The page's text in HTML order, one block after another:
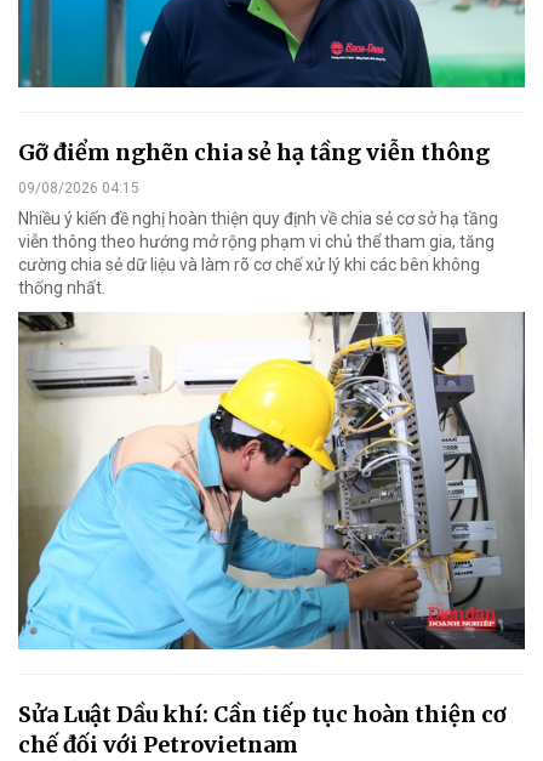
Gỡ điểm nghẽn chia sẻ hạ tầng viễn thông
09/08/2026 04:15
Nhiều ý kiến đề nghị hoàn thiện quy định về chia sẻ cơ sở hạ tầng
viễn thông theo hướng mở rộng phạm vi chủ thể tham gia, tăng
cường chia sẻ dữ liệu và làm rõ cơ chế xử lý khi các bên không
thống nhất.
Sửa Luật Dầu khí: Cần tiếp tục hoàn thiện cơ
chế đối với Petrovietnam